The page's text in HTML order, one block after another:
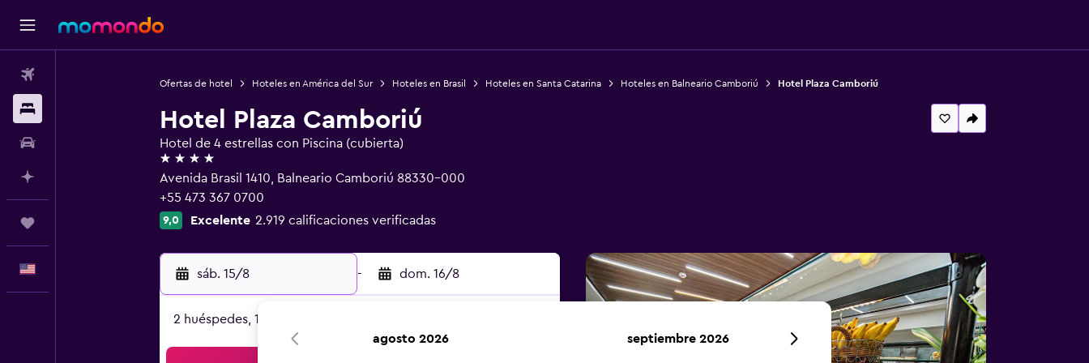
Ofertas de hotel Hoteles en América del Sur Hoteles en Brasil Hoteles en Santa Catarina Hoteles en Balneario Camboriú Hotel Plaza Camboriú
Hotel Plaza Camboriú
Hotel de 4 estrellas con Piscina (cubierta)
4 estrellas
Avenida Brasil 1410, Balneario Camboriú 88330-000
+55 473 367 0700
9,0 Excelente 2.919 calificaciones verificadas
sáb. 15/8 - dom. 16/8
2 huéspedes, 1 habitación
agosto 2026 septiembre 2026